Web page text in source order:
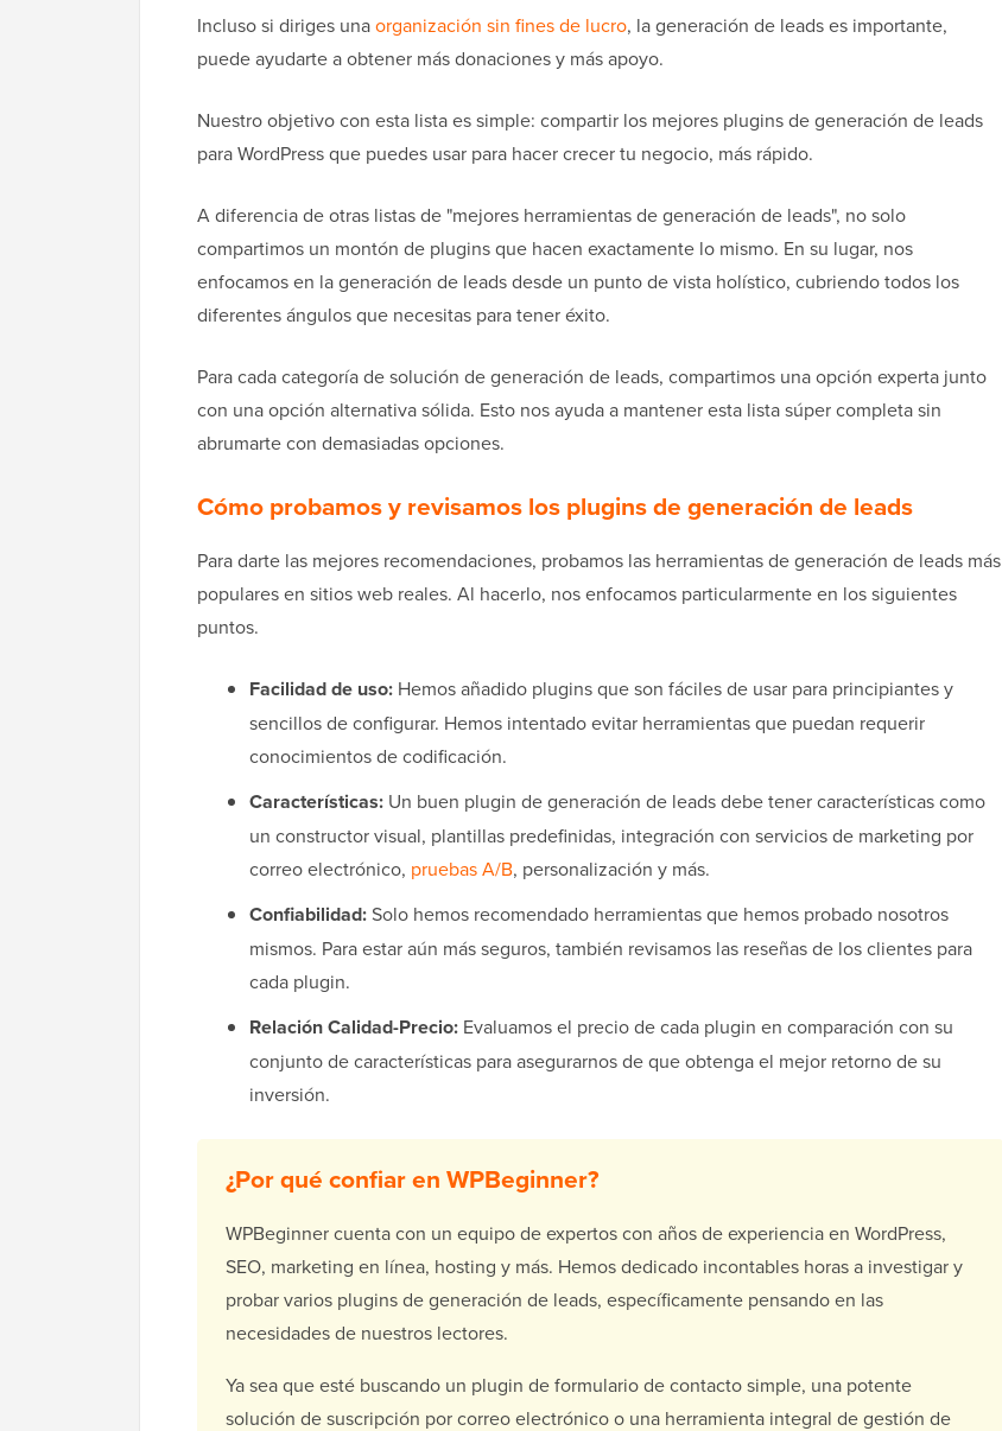
Incluso si diriges unaorganización sin fines de lucro, la generación de leads es importante,
puede ayudarte a obtener más donaciones y más apoyo.
Nuestro objetivo con esta lista es simple: compartir los mejores plugins de generación de leads
para WordPress que puedes usar para hacer crecer tu negocio, más rápido.
A diferencia de otras listas de "mejores herramientas de generación de leads", no solo
compartimos un montón de plugins que hacen exactamente lo mismo. En su lugar, nos
enfocamos en la generación de leads desde un punto de vista holístico, cubriendo todos los
diferentes ángulos que necesitas para tener éxito.
Para cada categoría de solución de generación de leads, compartimos una opción experta junto
con una opción alternativa sólida. Esto nos ayuda a mantener esta lista súper completa sin
abrumarte con demasiadas opciones.
Cómo probamos y revisamos los plugins de generación de leads
Para darte las mejores recomendaciones, probamos las herramientas de generación de leads más
populares en sitios web reales. Al hacerlo, nos enfocamos particularmente en los siguientes
puntos.
Facilidad de uso: Hemos añadido plugins que son fáciles de usar para principiantes y
sencillos de configurar. Hemos intentado evitar herramientas que puedan requerir
conocimientos de codificación.
Características: Un buen plugin de generación de leads debe tener características como
un constructor visual, plantillas predefinidas, integración con servicios de marketing por
correo electrónico, pruebas A/B, personalización y más.
Confiabilidad:Solo hemos recomendado herramientas que hemos probado nosotros
mismos. Para estar aún más seguros, también revisamos las reseñas de los clientes para
cada plugin.
Relación Calidad-Precio: Evaluamos el precio de cada plugin en comparación con su
conjunto de características para asegurarnos de que obtenga el mejor retorno de su
inversión.
¿Por qué confiar en WPBeginner?
WPBeginner cuenta con un equipo de expertos con años de experiencia en WordPress,
SEO, marketing en línea, hosting y más. Hemos dedicado incontables horas a investigar y
probar varios plugins de generación de leads, específicamente pensando en las
necesidades de nuestros lectores.
Ya sea que esté buscando un plugin de formulario de contacto simple, una potente
solución de suscripción por correo electrónico o una herramienta integral de gestión de